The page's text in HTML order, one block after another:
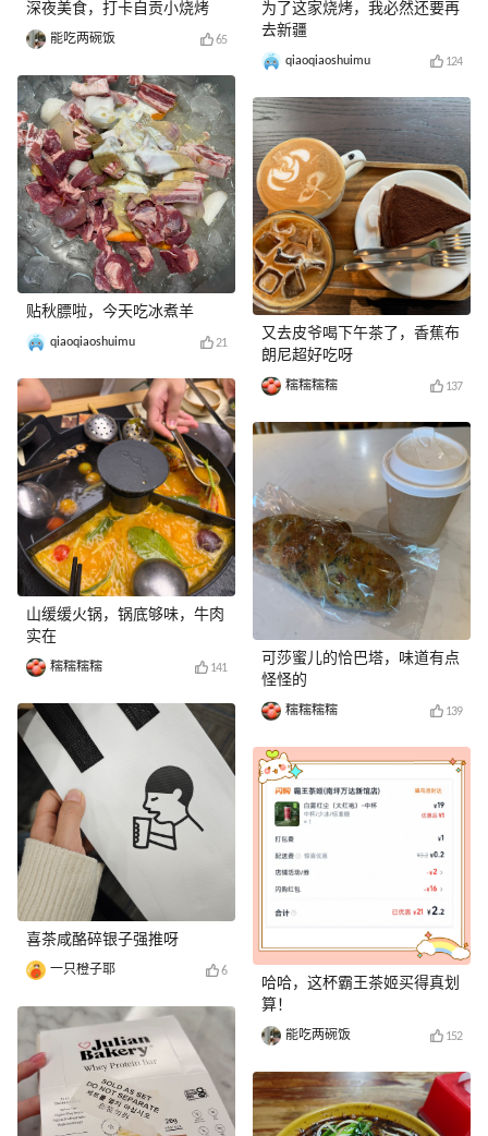
深夜美食，打卡自贡小烧烤
能吃两碗饭 65
贴秋膘啦，今天吃冰煮羊
qiaoqiaoshuimu 21
山缓缓火锅，锅底够味，牛肉
实在
糯糯糯糯 141
喜茶咸酪碎银子强推呀
一只橙子耶 6
为了这家烧烤，我必然还要再
去新疆
qiaoqiaoshuimu 124
又去皮爷喝下午茶了，香蕉布
朗尼超好吃呀
糯糯糯糯 137
可莎蜜儿的恰巴塔，味道有点
怪怪的
糯糯糯糯 139
哈哈，这杯霸王茶姬买得真划
算！
能吃两碗饭 152